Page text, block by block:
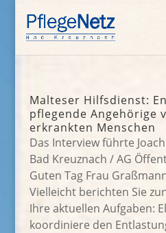
Malteser Hilfsdienst:
pflegende Angehörige
erkrankten Menschen
Das Interview führte
Bad Kreuznach / AG
Guten Tag Frau
Vielleicht berichten Sie
Ihre aktuellen Aufgaben:
koordiniere den